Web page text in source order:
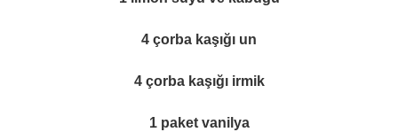
4 çorba kaşığı un
4 çorba kaşığı irmik
1 paket vanilya